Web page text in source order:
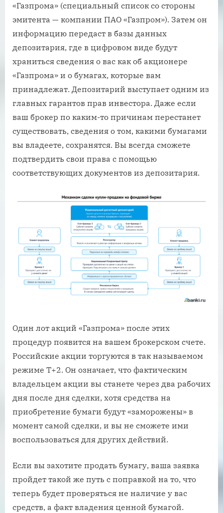
«Газпрома» (специальный список со стороны
эмитента — компании ПАО «Газпром»). Затем он
информацию передаст в базы данных
депозитария, где в цифровом виде будут
храниться сведения о вас как об акционере
«Газпрома» и о бумагах, которые вам
принадлежат. Депозитарий выступает одним из
главных гарантов прав инвестора. Даже если
ваш брокер по каким-то причинам перестанет
существовать, сведения о том, какими бумагами
вы владеете, сохранятся. Вы всегда сможете
подтвердить свои права с помощью
соответствующих документов из депозитария.
Один лот акций «Газпрома» после этих
процедур появится на вашем брокерском счете.
Российские акции торгуются в так называемом
режиме Т+2. Он означает, что фактическим
владельцем акции вы станете через два рабочих
дня после дня сделки, хотя средства на
приобретение бумаги будут «заморожены» в
момент самой сделки, и вы не сможете ими
воспользоваться для других действий.
Если вы захотите продать бумагу, ваша заявка
пройдет такой же путь с поправкой на то, что
теперь будет проверяться не наличие у вас
средств, а факт владения ценной бумагой.